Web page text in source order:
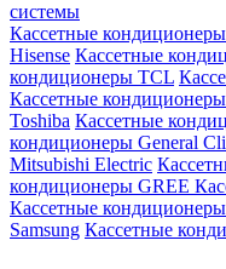
системы
Кассетные
Hisense Кассетные
кондиционеры TCL
Кассетные
Toshiba Кассетные
кондиционеры General
Mitsubishi Electric
кондиционеры GREE
Кассетные
Samsung Кассетные